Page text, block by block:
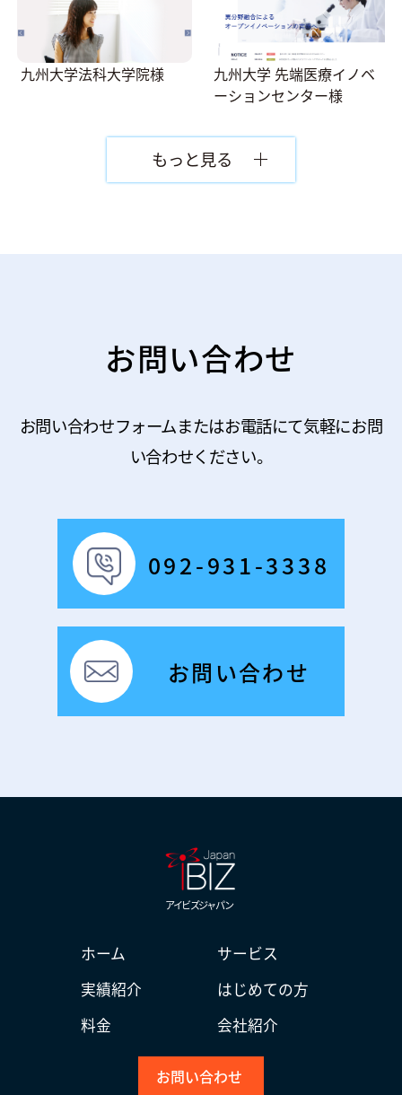
九州大学法科大学院様
九州大学 先端医療イノベ
ーションセンター様
もっと見る
お問い合わせ
お問い合わせフォームまたはお電話にて気軽にお問
い合わせください。
092-931-3338
お問い合わせ
アイビズジャパン
ホーム
サービス
実績紹介
はじめての方
料金
会社紹介
お問い合わせ